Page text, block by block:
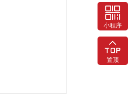
小程序
置顶